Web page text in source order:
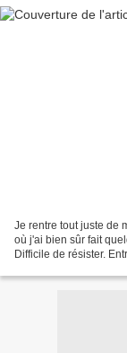
Je rentre tout juste de
où j'ai bien sûr fait
Difficile de résister.